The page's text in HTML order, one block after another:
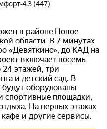
•4.3 (447)
в районе Новое
области. В 7 минутах
«Девяткино», до КАД на
включает восемь
24 этажей, три
и детский сад. В
будут оборудованы
спортивные площадки,
На первых этажах
и другие сервисы.